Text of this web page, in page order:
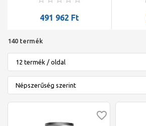
491 962 Ft
140 termék